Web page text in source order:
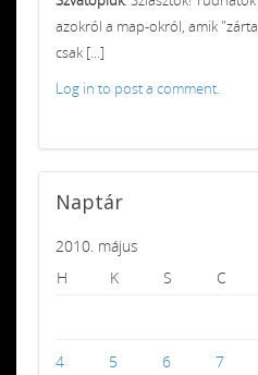
azokról a map-okról, amik
csak [...]
Log in to post a comment.
Naptár
2010. május
H
K S C
4 5 6 7